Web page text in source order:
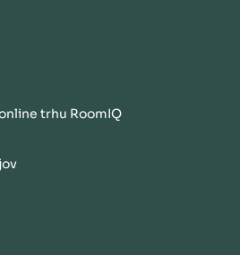
trhu RoomIQ